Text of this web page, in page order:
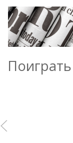
Поиграть